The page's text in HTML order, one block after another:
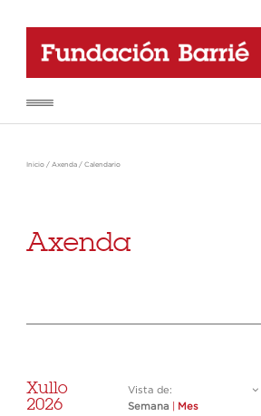
Inicio / Axenda / Calendario
Axenda
Xullo
2026
Vista de:
Semana
Mes